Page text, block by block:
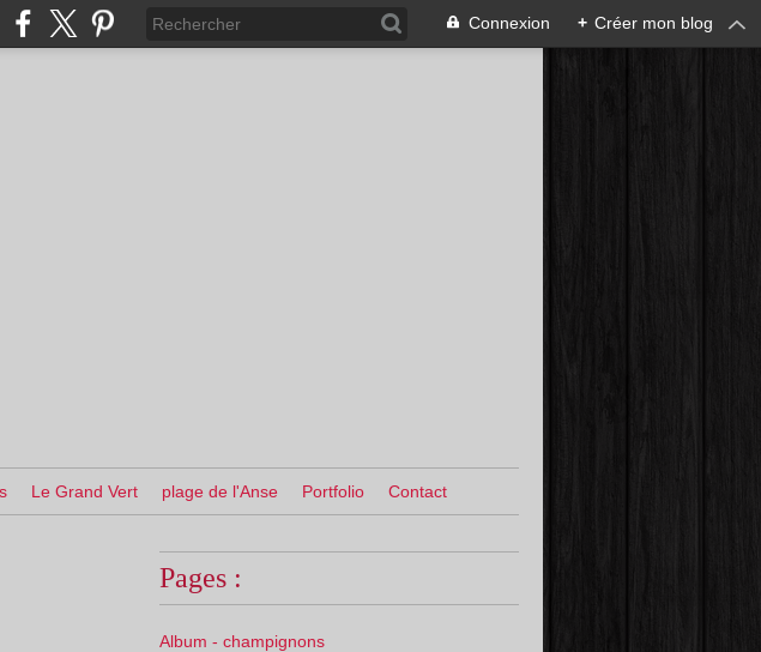
Connexion + Créer mon blog
Le Grand Vert plage de l'Anse Portfolio Contact
Pages :
Album - champignons